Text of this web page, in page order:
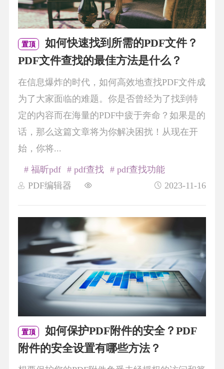
置顶
如何快速找到所需的PDF文件？
PDF文件查找的最佳方法是什么？
在信息爆炸的时代，如何高效地查找PDF文件成
为了大家面临的难题。你是否曾经为了找到特
定的内容而在海量的PDF中疲于奔命？如果是的
话，那么这篇文章将为你解决困扰！从现在开
始，你将...
PDF编辑器 2023-11-16
# 福昕pdf # pdf查找 # pdf查找功能
置顶
如何保护PDF附件的安全？PDF
附件的安全设置有哪些方法？